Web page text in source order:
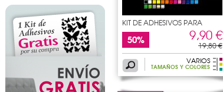
KIT DE ADHESIVOS PARA
LLANTAS
50% 9,90 €
19,80 €
VARIOS
TAMAÑOS Y COLORES